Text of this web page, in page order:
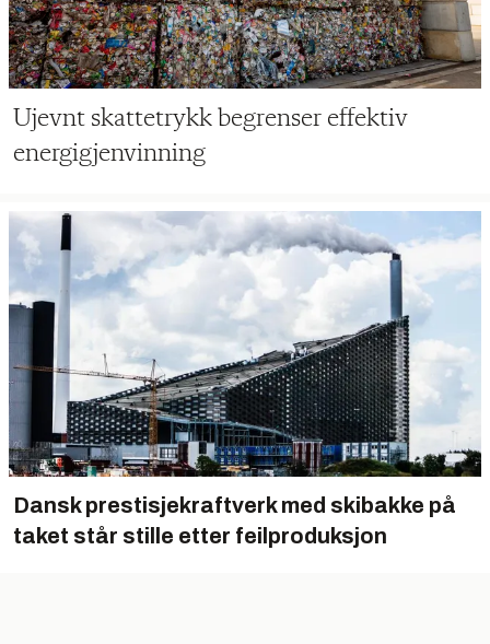
Ujevnt skattetrykk begrenser effektiv
energigjenvinning
Dansk prestisjekraftverk med skibakke på
taket står stille etter feilproduksjon